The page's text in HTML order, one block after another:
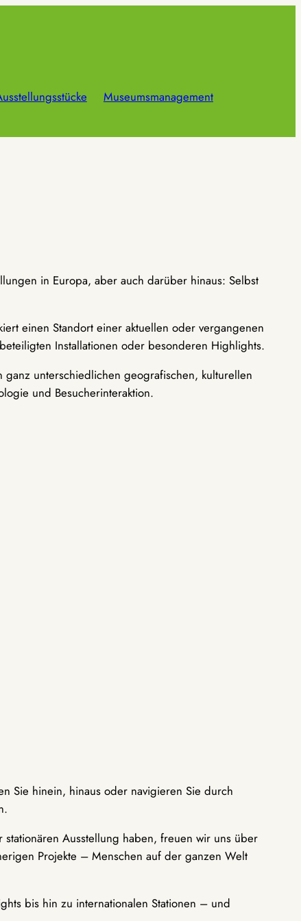
Museumsmanagement
in Europa, aber auch darüber hinaus: Selbst
einen Standort einer aktuellen oder vergangenen
Installationen oder besonderen Highlights.
unterschiedlichen geografischen, kulturellen
und Besucherinteraktion.
Sie hinein, hinaus oder navigieren Sie durch
Ausstellung haben, freuen wir uns über
Projekte – Menschen auf der ganzen Welt
bis hin zu internationalen Stationen – und